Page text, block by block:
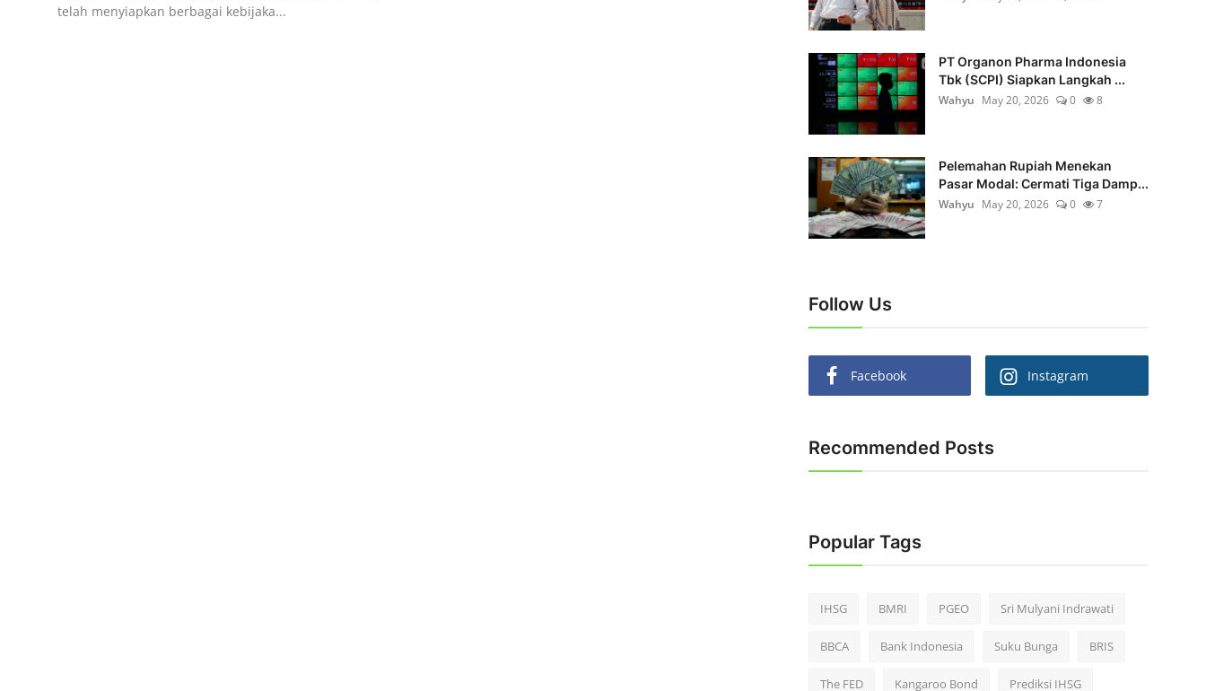
telah menyiapkan berbagai kebijaka...
PT Organon Pharma Indonesia
Tbk (SCPI) Siapkan Langkah ...
Wahyu May 20, 2026 0 8
Pelemahan Rupiah Menekan
Pasar Modal: Cermati Tiga Damp...
Wahyu May 20, 2026 0 7
Follow Us
Facebook Instagram
Recommended Posts
Popular Tags
IHSG BMRI PGEO Sri Mulyani Indrawati
BBCA Bank Indonesia Suku Bunga BRIS
The FED Kangaroo Bond Prediksi IHSG